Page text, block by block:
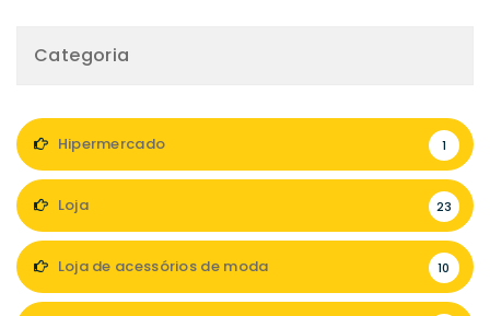
Categoria
Hipermercado 1
Loja 23
Loja de acessórios de moda 10